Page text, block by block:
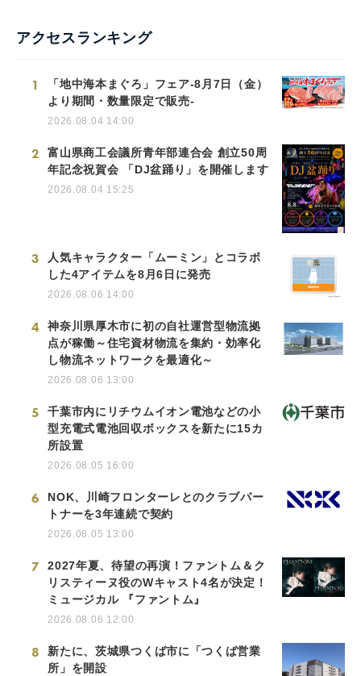
アクセスランキング
1
「地中海本まぐろ」フェア-8月7日（金）
より期間・数量限定で販売-
2026.08.04 14:00
2
富山県商工会議所青年部連合会 創立50周
年記念祝賀会 「DJ盆踊り」を開催します
2026.08.04 15:25
3
人気キャラクター「ムーミン」とコラボ
した4アイテムを8月6日に発売
2026.08.06 14:00
4
神奈川県厚木市に初の自社運営型物流拠
点が稼働～住宅資材物流を集約・効率化
し物流ネットワークを最適化～
2026.08.06 13:00
5
千葉市内にリチウムイオン電池などの小
型充電式電池回収ボックスを新たに15カ
所設置
2026.08.05 16:00
6
NOK、川崎フロンターレとのクラブパー
トナーを3年連続で契約
2026.08.05 13:00
7
2027年夏、待望の再演！ファントム＆ク
リスティーヌ役のWキャスト4名が決定！
ミュージカル 『ファントム』
2026.08.06 12:00
8
新たに、茨城県つくば市に「つくば営業
所」を開設